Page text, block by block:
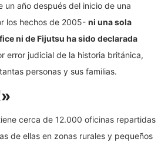
un año después del inicio de una
los hechos de 2005- ni una sola
ni de Fijutsu ha sido declarada
error judicial de la historia británica,
personas y sus familias.
cerca de 12.000 oficinas repartidas
de ellas en zonas rurales y pequeños